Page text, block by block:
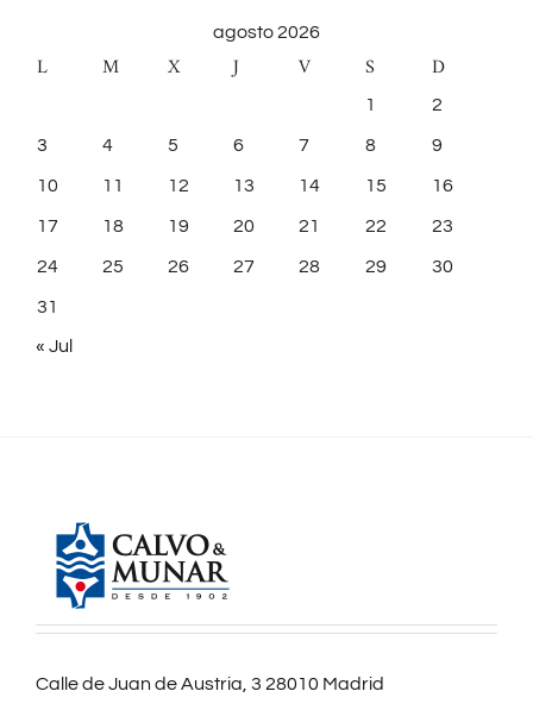
agosto 2026
L M X J V S D
1 2
3 4 5 6 7 8 9
10 11 12 13 14 15 16
17 18 19 20 21 22 23
24 25 26 27 28 29 30
31
« Jul
Calle de Juan de Austria, 3 28010 Madrid